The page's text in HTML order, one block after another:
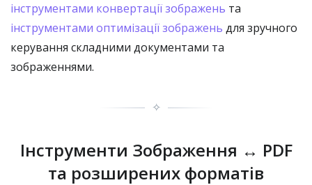
інструментами конвертації зображень та
інструментами оптимізації зображень для зручного
керування складними документами та
зображеннями.
✧
Інструменти Зображення ↔ PDF
та розширених форматів